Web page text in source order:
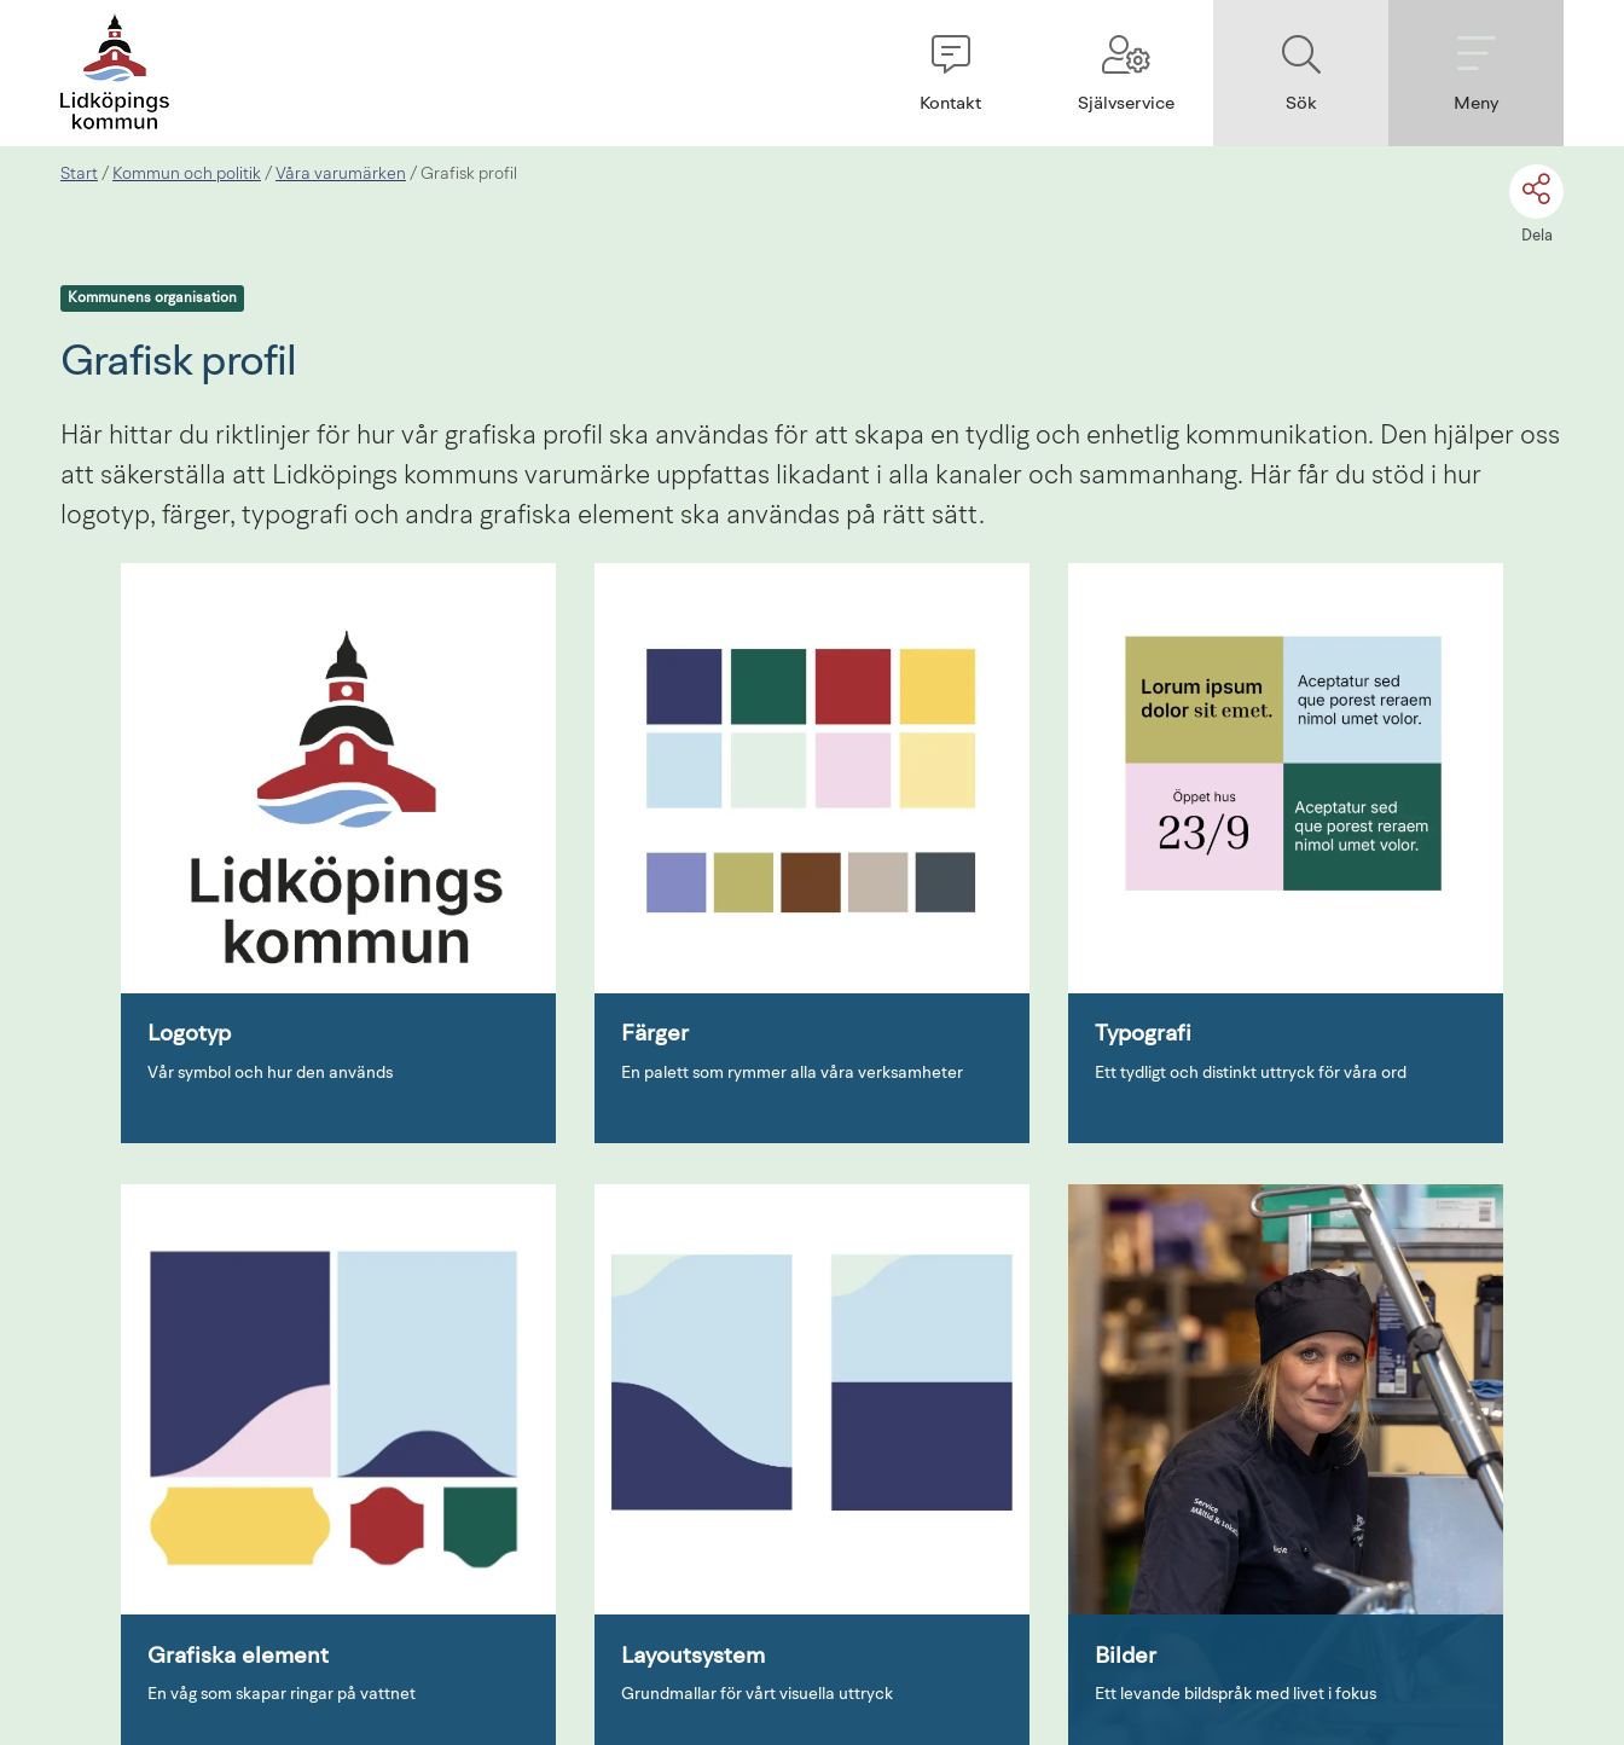
Kontakt Självservice Sök Meny
Start / Kommun och politik / Våra varumärken / Grafisk profil
Dela
Kommunens organisation
Grafisk profil
Här hittar du riktlinjer för hur vår grafiska profil ska användas för att skapa en tydlig och enhetlig kommunikation. Den hjälper oss
att säkerställa att Lidköpings kommuns varumärke uppfattas likadant i alla kanaler och sammanhang. Här får du stöd i hur
logotyp, färger, typografi och andra grafiska element ska användas på rätt sätt.
Logotyp
Vår symbol och hur den används
Färger
En palett som rymmer alla våra verksamheter
Typografi
Ett tydligt och distinkt uttryck för våra ord
Grafiska element
En våg som skapar ringar på vattnet
Layoutsystem
Grundmallar för vårt visuella uttryck
Bilder
Ett levande bildspråk med livet i fokus